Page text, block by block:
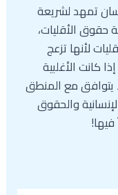
تمهد لشريعة
حقوق الأقليات،
لأنها تزعج
كانت الأغلبية
يتوافق مع المنطق
والحقوق
فيها!